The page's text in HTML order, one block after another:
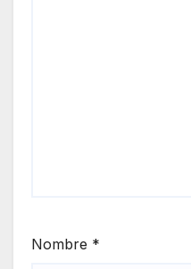
Nombre *